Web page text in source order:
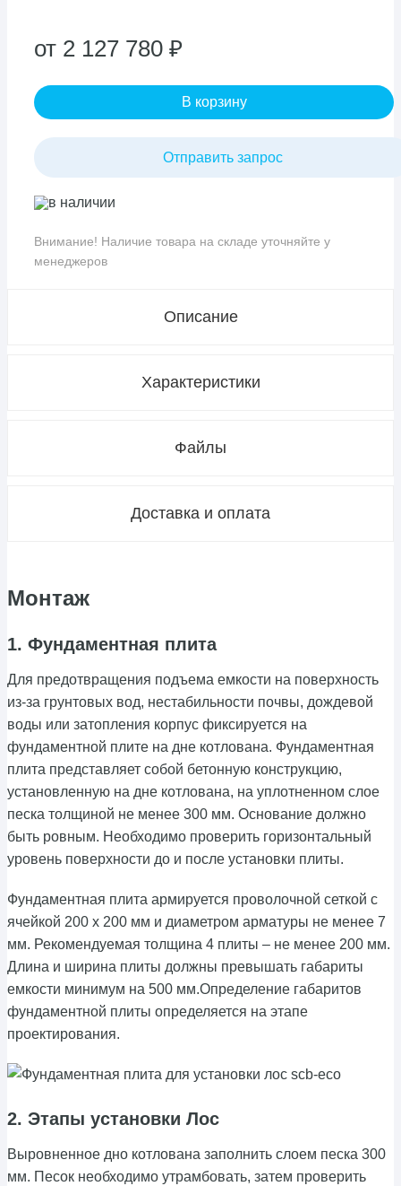
от 2 127 780 ₽
В корзину
Отправить запрос
в наличии
Внимание! Наличие товара на складе уточняйте у
менеджеров
Описание
Характеристики
Файлы
Доставка и оплата
Монтаж
1. Фундаментная плита
Для предотвращения подъема емкости на поверхность
из-за грунтовых вод, нестабильности почвы, дождевой
воды или затопления корпус фиксируется на
фундаментной плите на дне котлована. Фундаментная
плита представляет собой бетонную конструкцию,
установленную на дне котлована, на уплотненном слое
песка толщиной не менее 300 мм. Основание должно
быть ровным. Необходимо проверить горизонтальный
уровень поверхности до и после установки плиты.
Фундаментная плита армируется проволочной сеткой с
ячейкой 200 х 200 мм и диаметром арматуры не менее 7
мм. Рекомендуемая толщина 4 плиты – не менее 200 мм.
Длина и ширина плиты должны превышать габариты
емкости минимум на 500 мм.Определение габаритов
фундаментной плиты определяется на этапе
проектирования.
2. Этапы установки Лос
Выровненное дно котлована заполнить слоем песка 300
мм. Песок необходимо утрамбовать, затем проверить